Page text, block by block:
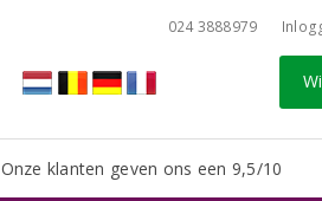
024 3888979
Onze klanten geven ons een 9,5/10